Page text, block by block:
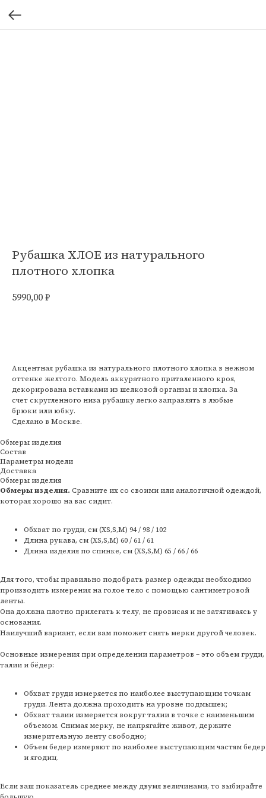
Рубашка ХЛОЕ из натурального
плотного хлопка
5990,00₽
Акцентная рубашка из натурального плотного хлопка в нежном
оттенке желтого. Модель аккуратного приталенного кроя,
декорирована вставками из шелковой органзы и хлопка. За
счет скругленного низа рубашку легко заправлять в любые
брюки или юбку.
Сделано в Москве.
Обмеры изделия
Состав
Параметры модели
Доставка
Обмеры изделия
Обмеры изделия. Сравните их со своими или аналогичной одеждой,
которая хорошо на вас сидит.
Обхват по груди, см (XS,S,M) 94 / 98 / 102
Длина рукава, см (XS,S,M) 60 / 61 / 61
Длина изделия по спинке, см (XS,S,M) 65 / 66 / 66
Для того, чтобы правильно подобрать размер одежды необходимо
производить измерения на голое тело с помощью сантиметровой
ленты.
Она должна плотно прилегать к телу, не провисая и не затягиваясь у
основания.
Наилучший вариант, если вам поможет снять мерки другой человек.
Основные измерения при определении параметров – это объем груди,
талии и бёдер:
Обхват груди измеряется по наиболее выступающим точкам
груди. Лента должна проходить на уровне подмышек;
Обхват талии измеряется вокруг талии в точке с наименьшим
объемом. Снимая мерку, не напрягайте живот, держите
измерительную ленту свободно;
Объем бедер измеряют по наиболее выступающим частям бедер
и ягодиц.
Если ваш показатель среднее между двумя величинами, то выбирайте